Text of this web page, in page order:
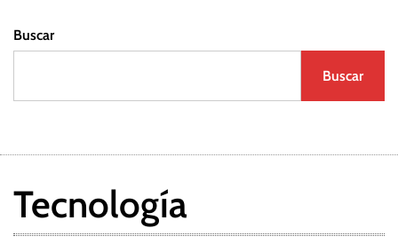
Buscar
Buscar
Tecnología